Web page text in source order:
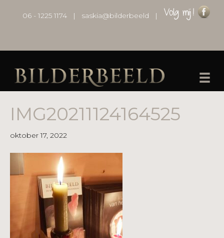
06 - 1225 1174 | saskia@bilderbeeld |
IMG20211124164525
oktober 17, 2022